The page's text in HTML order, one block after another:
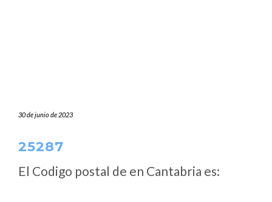
30 de junio de 2023
25287
El Codigo postal de en Cantabria es: